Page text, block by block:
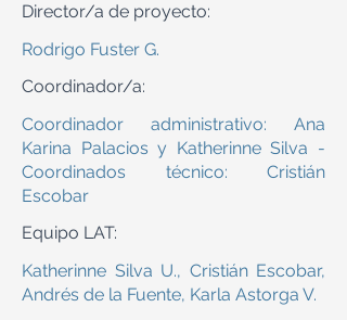
Director/a de proyecto:
Rodrigo Fuster G.
Coordinador/a:
Coordinador administrativo: Ana
Karina Palacios y Katherinne Silva -
Coordinados técnico: Cristián
Escobar
Equipo LAT:
Katherinne Silva U., Cristián Escobar,
Andrés de la Fuente, Karla Astorga V.